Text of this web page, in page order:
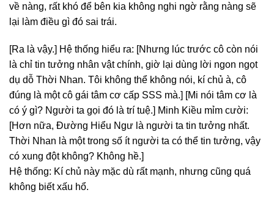
về nàng, rất khó để bên kia không nghi ngờ rằng nàng sẽ
lại làm điều gì đó sai trái.
[Ra là vậy.] Hệ thống hiểu ra: [Nhưng lúc trước cô còn nói
là chỉ tin tưởng nhân vật chính, giờ lại dùng lời ngon ngọt
dụ dỗ Thời Nhan. Tôi không thể không nói, kí chủ à, cô
đúng là một cô gái tâm cơ cấp SSS mà.] [Mi nói tâm cơ là
có ý gì? Người ta gọi đó là trí tuệ.] Minh Kiều mỉm cười:
[Hơn nữa, Đường Hiểu Ngư là người ta tin tưởng nhất.
Thời Nhan là một trong số ít người ta có thể tin tưởng, vậy
có xung đột không? Không hề.]
Hệ thống: Kí chủ này mặc dù rất mạnh, nhưng cũng quá
không biết xấu hổ.